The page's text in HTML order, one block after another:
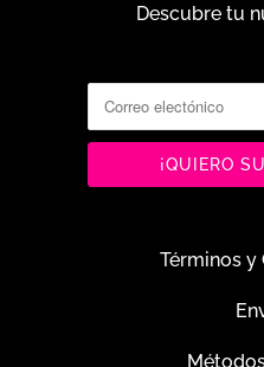
Descubre tu
Términos y